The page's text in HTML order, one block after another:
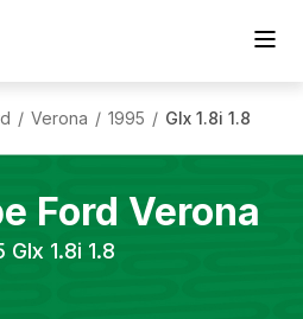
/ Verona / 1995 / Glx 1.8i 1.8
Ford Verona
Glx 1.8i 1.8